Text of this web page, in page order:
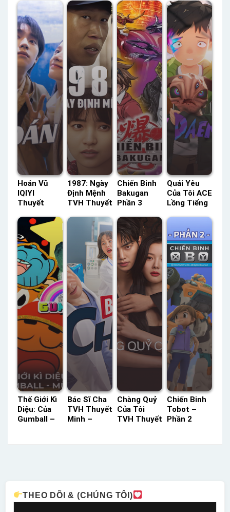
Hoán Vũ
IQIYI
Thuyết
Status: 23 /
23 Thuyết
Minh
1987: Ngày
Định Mệnh
TVH Thuyết
Status: HD
Minh
Chiến Binh
Bakugan
Phần 3
Minh –
Status: 39 /
39 Thuyết
Minh
Quái Yêu
Của Tôi ACE
Lồng Tiếng
13 / 13
Lồng Tiếng
Thế Giới Kì
Diệu: Của
Gumball –
Bác Sĩ Cha
TVH Thuyết
Minh –
Chàng Quỷ
Của Tôi
TVH Thuyết
Chiến Binh
Tobot –
Phần 2
THEO DÕI & (CHÚNG TÔI)